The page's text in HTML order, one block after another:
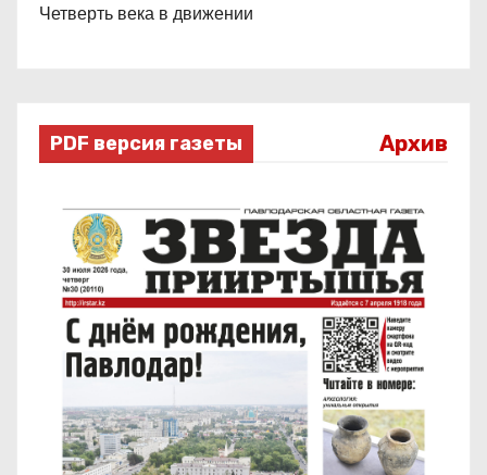
Четверть века в движении
PDF версия газеты Архив